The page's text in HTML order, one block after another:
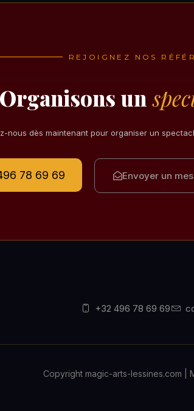
REJOIGNEZ NOS
Organisons un
nous dès maintenant pour organiser un
78 69 69 Envoyer un
+32 496 78 69 69
Copyright magic-arts-lessines.com |